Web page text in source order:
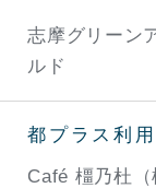
志摩グリーン
ルド
都プラス利
Café 橿乃杜（